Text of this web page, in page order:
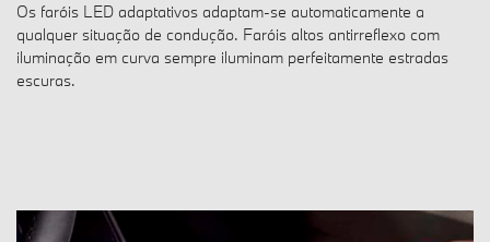
Os faróis LED adaptativos adaptam-se automaticamente a
qualquer situação de condução. Faróis altos antirreflexo com
iluminação em curva sempre iluminam perfeitamente estradas
escuras.